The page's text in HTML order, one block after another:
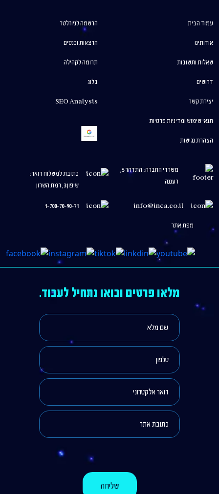
עמוד הבית
אודותינו
שאלות ותשובות
דרושים
יצירת קשר
תנאי שימוש ומדיניות פרטיות
הצהרת נגישות
הרשמה לניוזלטר
הרצאות וכנסים
תרומה לקהילה
בלוג
SEO Analysis
משרדי החברה: התדהר 5,
רעננה
כתובת למשלוח דואר:
שיפון 3, רמת השרון
info@inca.co.il
1-700-70-90-71
מפת אתר
מלאו פרטים ובואו נתחיל לעבוד.